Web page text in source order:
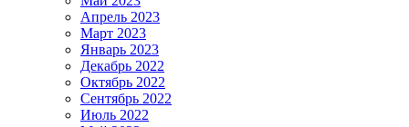
Апрель 2023
Март 2023
Январь 2023
Декабрь 2022
Октябрь 2022
Сентябрь 2022
Июль 2022